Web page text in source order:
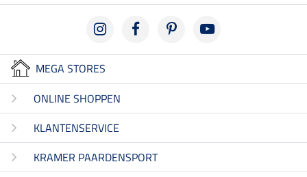
MEGA STORES
ONLINE SHOPPEN
KLANTENSERVICE
KRAMER PAARDENSPORT